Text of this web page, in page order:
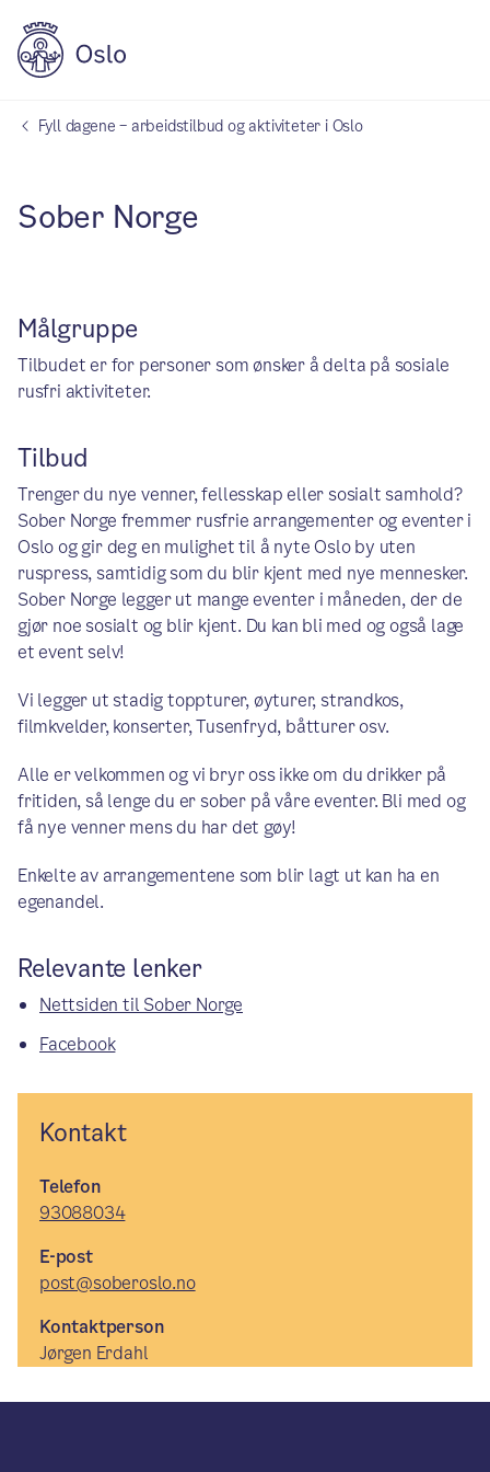
Fyll dagene – arbeidstilbud og aktiviteter i Oslo
Sober Norge
Målgruppe
Tilbudet er for personer som ønsker å delta på sosiale
rusfri aktiviteter.
Tilbud
Trenger du nye venner, fellesskap eller sosialt samhold?
Sober Norge fremmer rusfrie arrangementer og eventer i
Oslo og gir deg en mulighet til å nyte Oslo by uten
ruspress, samtidig som du blir kjent med nye mennesker.
Sober Norge legger ut mange eventer i måneden, der de
gjør noe sosialt og blir kjent. Du kan bli med og også lage
et event selv!
Vi legger ut stadig toppturer, øyturer, strandkos,
filmkvelder, konserter, Tusenfryd, båtturer osv.
Alle er velkommen og vi bryr oss ikke om du drikker på
fritiden, så lenge du er sober på våre eventer. Bli med og
få nye venner mens du har det gøy!
Enkelte av arrangementene som blir lagt ut kan ha en
egenandel.
Relevante lenker
Nettsiden til Sober Norge
Facebook
Kontakt
Telefon
93088034
E-post
post@soberoslo.no
Kontaktperson
Jørgen Erdahl